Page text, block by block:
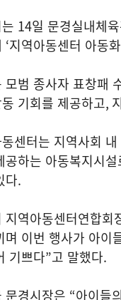
14일 문경실내체
‘지역아동센터 아동
모범 종사자 표창패
기회를 제공하고,
센터는 지역사회
공하는 아동복지시
다.
지역아동센터연합회
며 이번 행사가 아이
기쁘다”고 말했다.
문경시장은 “아이들